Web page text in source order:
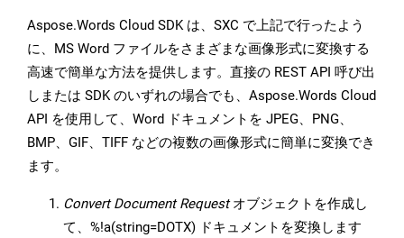
Aspose.Words Cloud SDK は、SXC で上記で行ったよう
に、MS Word ファイルをさまざまな画像形式に変換する
高速で簡単な方法を提供します。直接の REST API 呼び出
しまたは SDK のいずれの場合でも、Aspose.Words Cloud
API を使用して、Word ドキュメントを JPEG、PNG、
BMP、GIF、TIFF などの複数の画像形式に簡単に変換でき
ます。
Convert Document Requestオブジェクトを作成し
て、%!a(string=DOTX) ドキュメントを変換します